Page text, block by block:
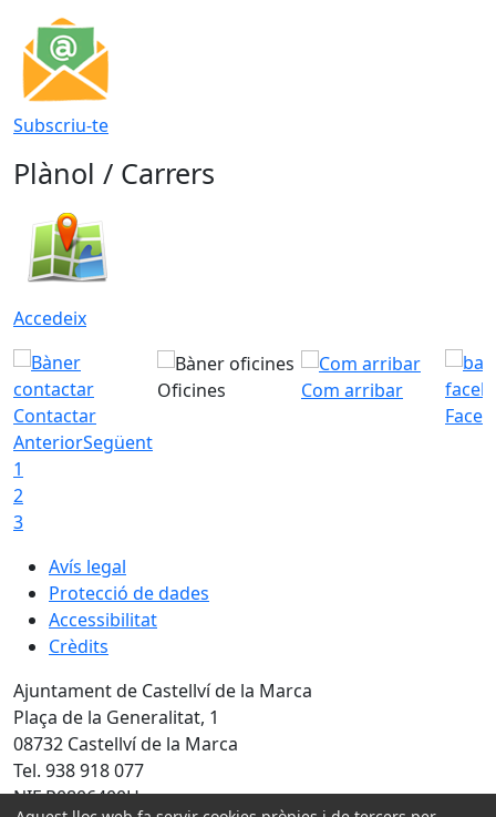
Subscriu-te
Plànol / Carrers
Accedeix
Contactar
Oficines
Com arribar
AnteriorSegüent
1
2
3
Avís legal
Protecció de dades
Accessibilitat
Crèdits
Ajuntament de Castellví de la Marca
Plaça de la Generalitat, 1
08732 Castellví de la Marca
Tel. 938 918 077
NIF P0806400H